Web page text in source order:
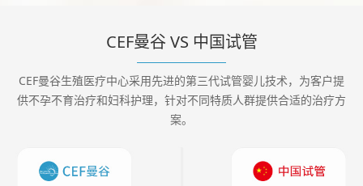
CEF曼谷 VS 中国试管
CEF曼谷生殖医疗中心采用先进的第三代试管婴儿技术，为客户提
供不孕不育治疗和妇科护理，针对不同特质人群提供合适的治疗方
案。